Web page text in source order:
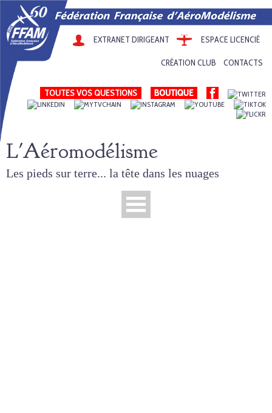
EXTRANET DIRIGEANT ESPACE LICENCIÉ
CRÉATION CLUB CONTACTS
TOUTES VOS QUESTIONS
L'Aéromodélisme
Les pieds sur terre... la tête dans les nuages